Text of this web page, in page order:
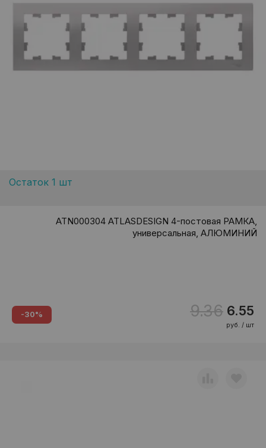
Остаток 1 шт
ATN000304 ATLASDESIGN 4-постовая РАМКА,
универсальная, АЛЮМИНИЙ
-30% 9.36 6.55
руб. / шт